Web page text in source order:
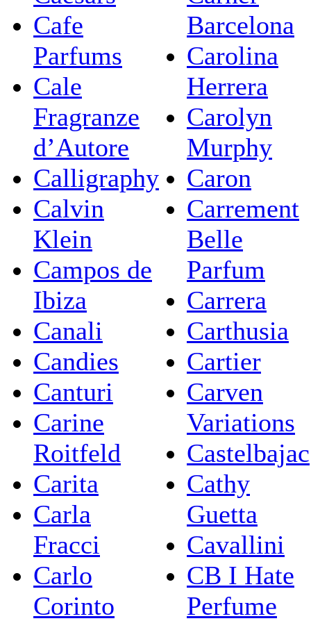
Cafe
Parfums
Cale
Fragranze
d’Autore
Calligraphy
Calvin
Klein
Campos de
Ibiza
Canali
Candies
Canturi
Carine
Roitfeld
Carita
Carla
Fracci
Carlo
Corinto
Barcelona
Carolina
Herrera
Carolyn
Murphy
Caron
Carrement
Belle
Parfum
Carrera
Carthusia
Cartier
Carven
Variations
Castelbajac
Cathy
Guetta
Cavallini
CB I Hate
Perfume